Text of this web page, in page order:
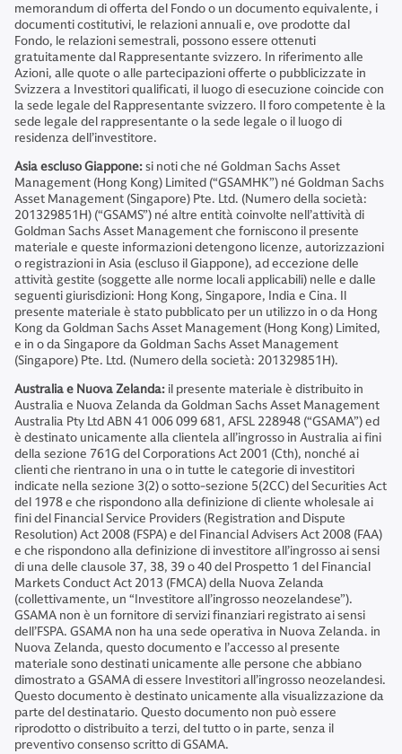
memorandum di offerta del Fondo o un documento equivalente, i
documenti costitutivi, le relazioni annuali e, ove prodotte dal
Fondo, le relazioni semestrali, possono essere ottenuti
gratuitamente dal Rappresentante svizzero. In riferimento alle
Azioni, alle quote o alle partecipazioni offerte o pubblicizzate in
Svizzera a Investitori qualificati, il luogo di esecuzione coincide con
la sede legale del Rappresentante svizzero. Il foro competente è la
sede legale del rappresentante o la sede legale o il luogo di
residenza dell’investitore.
Asia escluso Giappone:si noti che né Goldman Sachs Asset
Management (Hong Kong) Limited (“GSAMHK”) né Goldman Sachs
Asset Management (Singapore) Pte. Ltd. (Numero della società:
201329851H) (“GSAMS”) né altre entità coinvolte nell’attività di
Goldman Sachs Asset Management che forniscono il presente
materiale e queste informazioni detengono licenze, autorizzazioni
o registrazioni in Asia (escluso il Giappone), ad eccezione delle
attività gestite (soggette alle norme locali applicabili) nelle e dalle
seguenti giurisdizioni: Hong Kong, Singapore, India e Cina. Il
presente materiale è stato pubblicato per un utilizzo in o da Hong
Kong da Goldman Sachs Asset Management (Hong Kong) Limited,
e in o da Singapore da Goldman Sachs Asset Management
(Singapore) Pte. Ltd. (Numero della società: 201329851H).
Australia e Nuova Zelanda: il presente materiale è distribuito in
Australia e Nuova Zelanda da Goldman Sachs Asset Management
Australia Pty Ltd ABN 41 006 099 681, AFSL 228948 (“GSAMA”) ed
è destinato unicamente alla clientela all’ingrosso in Australia ai fini
della sezione 761G del Corporations Act 2001 (Cth), nonché ai
clienti che rientrano in una o in tutte le categorie di investitori
indicate nella sezione 3(2) o sotto-sezione 5(2CC) del Securities Act
del 1978 e che rispondono alla definizione di cliente wholesale ai
fini del Financial Service Providers (Registration and Dispute
Resolution) Act 2008 (FSPA) e del Financial Advisers Act 2008 (FAA)
e che rispondono alla definizione di investitore all’ingrosso ai sensi
di una delle clausole 37, 38, 39 o 40 del Prospetto 1 del Financial
Markets Conduct Act 2013 (FMCA) della Nuova Zelanda
(collettivamente, un “Investitore all’ingrosso neozelandese”).
GSAMA non è un fornitore di servizi finanziari registrato ai sensi
dell’FSPA. GSAMA non ha una sede operativa in Nuova Zelanda. in
Nuova Zelanda, questo documento e l’accesso al presente
materiale sono destinati unicamente alle persone che abbiano
dimostrato a GSAMA di essere Investitori all’ingrosso neozelandesi.
Questo documento è destinato unicamente alla visualizzazione da
parte del destinatario. Questo documento non può essere
riprodotto o distribuito a terzi, del tutto o in parte, senza il
preventivo consenso scritto di GSAMA.